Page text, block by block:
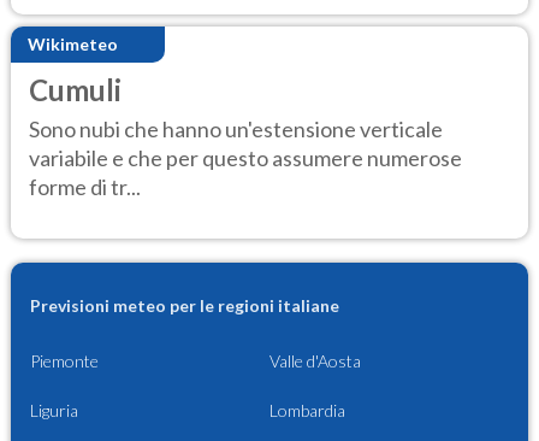
Wikimeteo
Cumuli
Sono nubi che hanno un'estensione verticale
variabile e che per questo assumere numerose
forme di tr...
Previsioni meteo per le regioni italiane
Piemonte Valle d'Aosta
Liguria Lombardia